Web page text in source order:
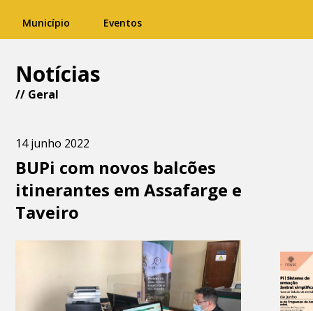
Município Eventos
Notícias
// Geral
14 junho 2022
BUPi com novos balcões
itinerantes em Assafarge e
Taveiro